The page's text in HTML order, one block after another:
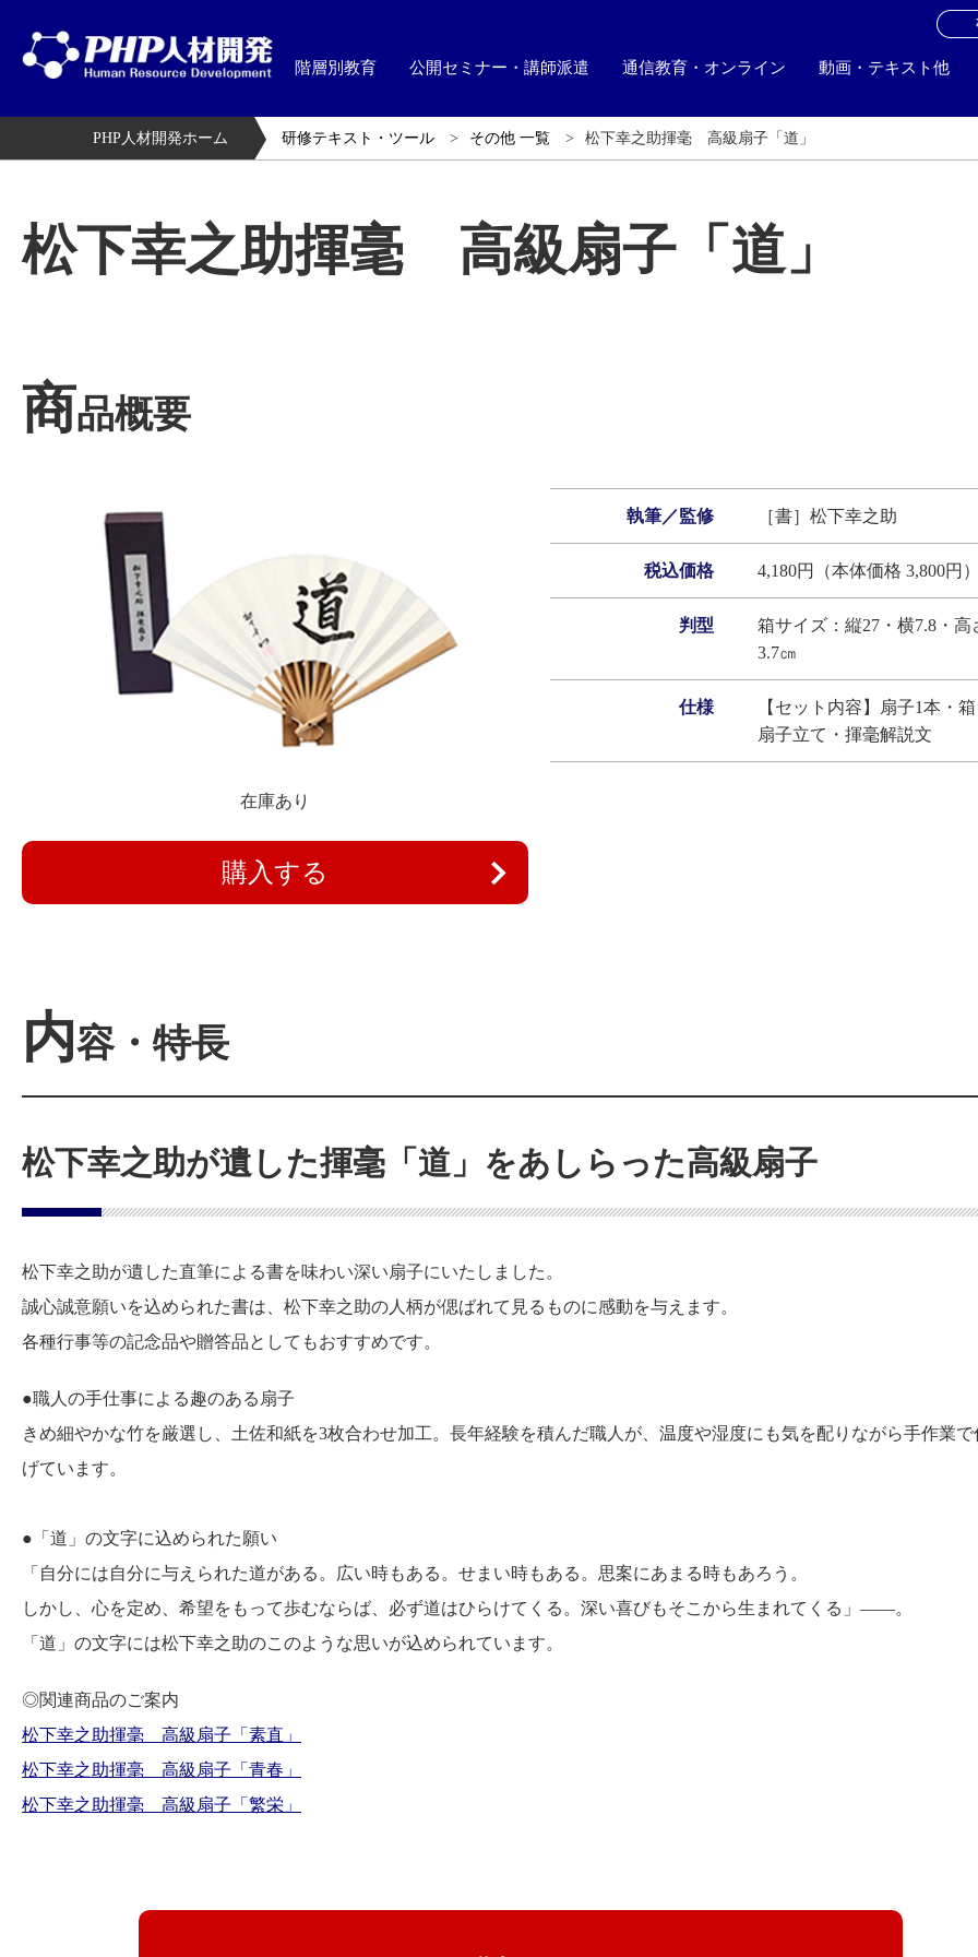
階層別教育 公開セミナー・講師派遣 通信教育・オンライン 動画・テキスト他
PHP人材開発ホーム 研修テキスト・ツール その他 一覧 松下幸之助揮毫 高級扇子「道」
松下幸之助揮毫 高級扇子「道」
商品概要
在庫あり
購入する
執筆／監修 ［書］松下幸之助
税込価格 4,180円（本体価格 3,800円
判型
箱サイズ：縦27・横7.8・高
3.7㎝
仕様
【セット内容】扇子1本・
扇子立て・揮毫解説文
内容・特長
松下幸之助が遺した揮毫「道」をあしらった高級扇子
松下幸之助が遺した直筆による書を味わい深い扇子にいたしました。
誠心誠意願いを込められた書は、松下幸之助の人柄が偲ばれて見るものに感動を与えます。
各種行事等の記念品や贈答品としてもおすすめです。
●職人の手仕事による趣のある扇子
きめ細やかな竹を厳選し、土佐和紙を3枚合わせ加工。長年経験を積んだ職人が、温度や湿度にも気を配りながら手作業で
げています。
●「道」の文字に込められた願い
「自分には自分に与えられた道がある。広い時もある。せまい時もある。思案にあまる時もあろう。
しかし、心を定め、希望をもって歩むならば、必ず道はひらけてくる。深い喜びもそこから生まれてくる」――。
「道」の文字には松下幸之助のこのような思いが込められています。
◎関連商品のご案内
松下幸之助揮毫 高級扇子「素直」
松下幸之助揮毫 高級扇子「青春」
松下幸之助揮毫 高級扇子「繁栄」